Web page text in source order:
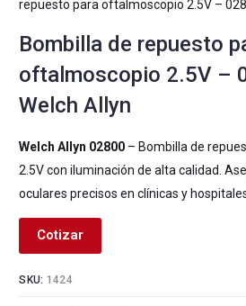
repuesto para oftalmoscopio 2.5V –
Bombilla de repuesto
oftalmoscopio 2.5V –
Welch Allyn
Welch Allyn 02800 – Bombilla de
2.5V con iluminación de alta calidad.
oculares precisos en clínicas y
Cotizar
SKU: 1424